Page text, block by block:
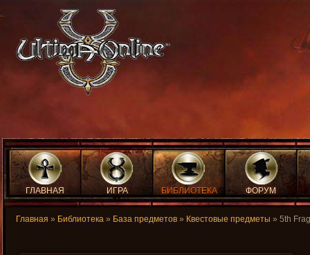
ГЛАВНАЯ ИГРА БИБЛИОТЕКА ФОРУМ
Главная » Библиотека » База предметов » Квестовые предметы » 5th